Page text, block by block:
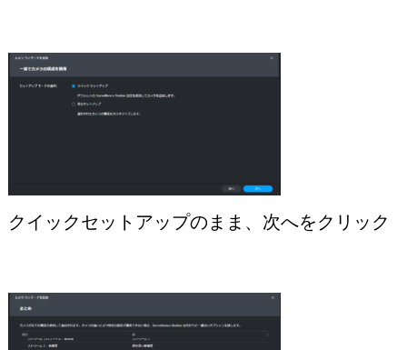
クイックセットアップのまま、次へをクリック